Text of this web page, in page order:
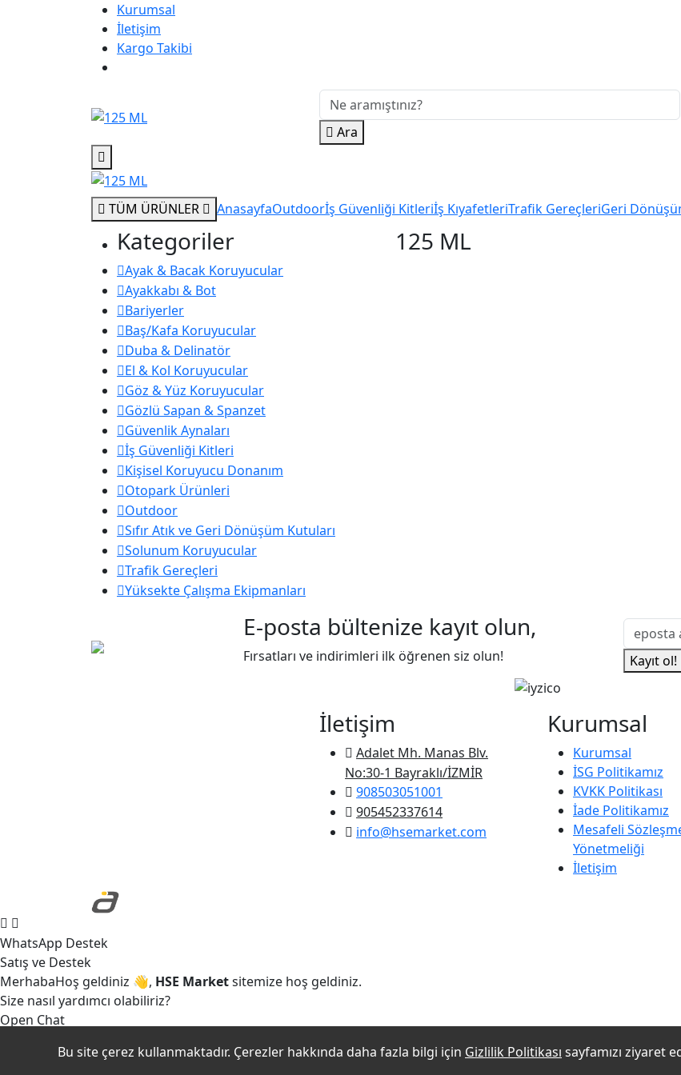
Kurumsal
İletişim
Kargo Takibi
Ara
TÜM ÜRÜNLER AnasayfaOutdoorİş Güvenliği Kitleriİş KıyafetleriTrafik GereçleriGeri
Kategoriler
Ayak & Bacak Koruyucular
Ayakkabı & Bot
Bariyerler
Baş/Kafa Koruyucular
Duba & Delinatör
El & Kol Koruyucular
Göz & Yüz Koruyucular
Gözlü Sapan & Spanzet
Güvenlik Aynaları
İş Güvenliği Kitleri
Kişisel Koruyucu Donanım
Otopark Ürünleri
Outdoor
Sıfır Atık ve Geri Dönüşüm Kutuları
Solunum Koruyucular
Trafik Gereçleri
Yüksekte Çalışma Ekipmanları
125 ML
E-posta bültenize kayıt olun,
Fırsatları ve indirimleri ilk öğrenen siz olun! Kayıt ol!
İletişim
Adalet Mh. Manas Blv.
No:30-1 Bayraklı/İZMİR
908503051001
905452337614
info@hsemarket.com
Kurumsal
Kurumsal
İSG Politikamız
KVKK Politikası
İade Politikamız
Mesafeli
Yönetmeliği
İletişim
Bu site çerez kullanmaktadır. Çerezler hakkında daha fazla bilgi için Gizlilik Politikası sayfamızı ziyaret
WhatsApp Destek
Satış ve Destek
MerhabaHoş geldiniz 👋, HSE Marketsitemize hoş geldiniz.
Size nasıl yardımcı olabiliriz?
Open Chat